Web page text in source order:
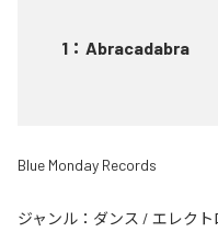
1 ： Abracadabra
Blue Monday Records
ジャンル： ダンス / エレクト